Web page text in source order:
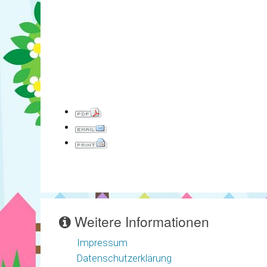
Weitere Informationen
Impressum
Datenschutzerklärung